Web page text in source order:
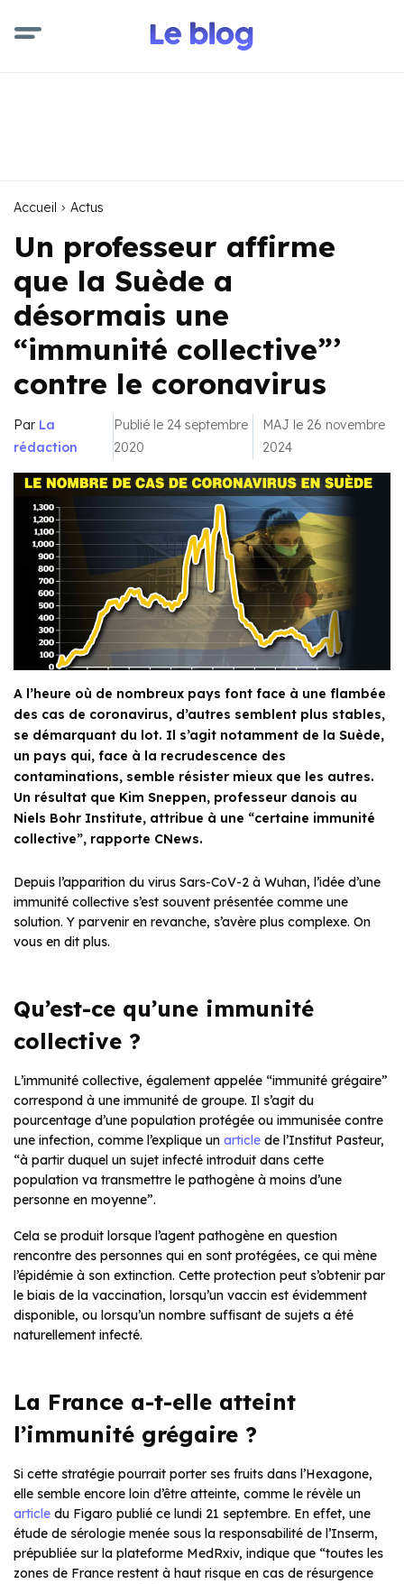
Accueil Actus
Un professeur affirme
que la Suède a
désormais une
“immunité collective”’
contre le coronavirus
Par La
rédaction
Publié le 24 septembre
2020
MAJ le 26 novembre
2024
A l’heure où de nombreux pays font face à une flambée
des cas de coronavirus, d’autres semblent plus stables,
se démarquant du lot. Il s’agit notamment de la Suède,
un pays qui, face à la recrudescence des
contaminations, semble résister mieux que les autres.
Un résultat que Kim Sneppen, professeur danois au
Niels Bohr Institute, attribue à une “certaine immunité
collective”, rapporte CNews.
Depuis l’apparition du virus Sars-CoV-2 à Wuhan, l’idée d’une
immunité collective s’est souvent présentée comme une
solution. Y parvenir en revanche, s’avère plus complexe. On
vous en dit plus.
Qu’est-ce qu’une immunité
collective ?
L’immunité collective, également appelée “immunité grégaire”
correspond à une immunité de groupe. Il s’agit du
pourcentage d’une population protégée ou immunisée contre
une infection, comme l’explique un article de l’Institut Pasteur,
“à partir duquel un sujet infecté introduit dans cette
population va transmettre le pathogène à moins d’une
personne en moyenne”.
Cela se produit lorsque l’agent pathogène en question
rencontre des personnes qui en sont protégées, ce qui mène
l’épidémie à son extinction. Cette protection peut s’obtenir par
le biais de la vaccination, lorsqu’un vaccin est évidemment
disponible, ou lorsqu’un nombre suffisant de sujets a été
naturellement infecté.
La France a-t-elle atteint
l’immunité grégaire ?
Si cette stratégie pourrait porter ses fruits dans l’Hexagone,
elle semble encore loin d’être atteinte, comme le révèle un
article du Figaro publié ce lundi 21 septembre. En effet, une
étude de sérologie menée sous la responsabilité de l’Inserm,
prépubliée sur la plateforme MedRxiv, indique que “toutes les
zones de France restent à haut risque en cas de résurgence